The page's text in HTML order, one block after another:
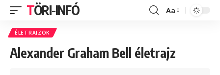
TÖRI-INFÓ
Font
Aa
ÉLETRAJZOK
Alexander Graham Bell életrajz